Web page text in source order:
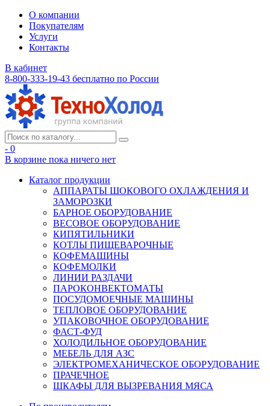
О компании
Покупателям
Услуги
Контакты
В кабинет
8-800-333-19-43 бесплатно по России
- 0
В корзине пока ничего нет
Каталог продукции
АППАРАТЫ ШОКОВОГО ОХЛАЖДЕНИЯ И
ЗАМОРОЗКИ
БАРНОЕ ОБОРУДОВАНИЕ
ВЕСОВОЕ ОБОРУДОВАНИЕ
КИПЯТИЛЬНИКИ
КОТЛЫ ПИЩЕВАРОЧНЫЕ
КОФЕМАШИНЫ
КОФЕМОЛКИ
ЛИНИИ РАЗДАЧИ
ПАРОКОНВЕКТОМАТЫ
ПОСУДОМОЕЧНЫЕ МАШИНЫ
ТЕПЛОВОЕ ОБОРУДОВАНИЕ
УПАКОВОЧНОЕ ОБОРУДОВАНИЕ
ФАСТ-ФУД
ХОЛОДИЛЬНОЕ ОБОРУДОВАНИЕ
МЕБЕЛЬ ДЛЯ АЗС
ЭЛЕКТРОМЕХАНИЧЕСКОЕ ОБОРУДОВАНИЕ
ПРАЧЕЧНОЕ
ШКАФЫ ДЛЯ ВЫЗРЕВАНИЯ МЯСА